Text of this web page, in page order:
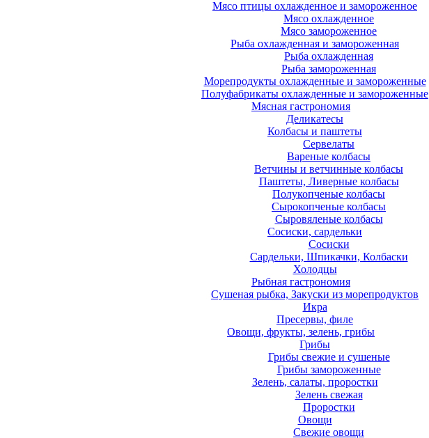
Мясо птицы охлажденное и замороженное
Мясо охлажденное
Мясо замороженное
Рыба охлажденная и замороженная
Рыба охлажденная
Рыба замороженная
Морепродукты охлажденные и замороженные
Полуфабрикаты охлажденные и замороженные
Мясная гастрономия
Деликатесы
Колбасы и паштеты
Сервелаты
Вареные колбасы
Ветчины и ветчинные колбасы
Паштеты, Ливерные колбасы
Полукопченые колбасы
Сырокопченые колбасы
Сыровяленые колбасы
Сосиски, сардельки
Сосиски
Сардельки, Шпикачки, Колбаски
Холодцы
Рыбная гастрономия
Сушеная рыбка, Закуски из морепродуктов
Икра
Пресервы, филе
Овощи, фрукты, зелень, грибы
Грибы
Грибы свежие и сушеные
Грибы замороженные
Зелень, салаты, проростки
Зелень свежая
Проростки
Овощи
Свежие овощи